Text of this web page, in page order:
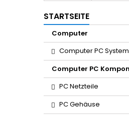
STARTSEITE
Computer
Computer PC System
Computer PC
PC Netzteile
PC Gehäuse